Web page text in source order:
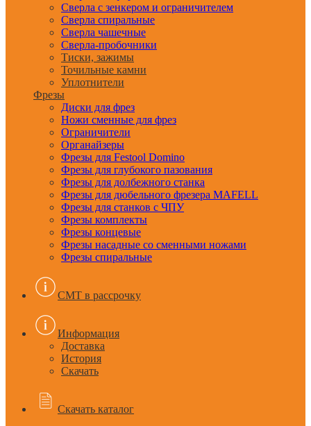
Сверла с зенкером и ограничителем
Сверла спиральные
Сверла чашечные
Сверла-пробочники
Тиски, зажимы
Точильные камни
Уплотнители
Фрезы
Диски для фрез
Ножи сменные для фрез
Ограничители
Органайзеры
Фрезы для Festool Domino
Фрезы для глубокого пазования
Фрезы для долбежного станка
Фрезы для дюбельного фрезера MAFELL
Фрезы для станков с ЧПУ
Фрезы комплекты
Фрезы концевые
Фрезы насадные со сменными ножами
Фрезы спиральные
CMT в рассрочку
Информация
Доставка
История
Скачать
Скачать каталог